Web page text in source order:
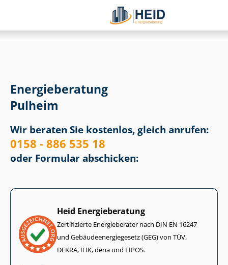
Energieberatung
Pulheim
Wir beraten Sie kostenlos, gleich anrufen:
0158 - 886 535 18
oder Formular abschicken:
Heid Energieberatung
Zertifizierte Energieberater nach DIN EN 16247
und Ge­bäu­de­en­er­gie­ge­setz (GEG) von TÜV,
DEKRA, IHK, dena und EIPOS.